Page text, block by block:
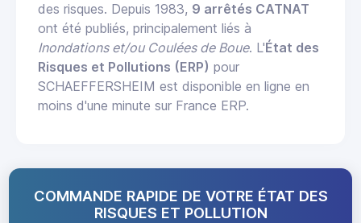
des risques. Depuis 1983, 9 arrêtés CATNAT
ont été publiés, principalement liés à
Inondations et/ou Coulées de Boue. L'État des
Risques et Pollutions (ERP) pour
SCHAEFFERSHEIM est disponible en ligne en
moins d'une minute sur France ERP.
COMMANDE RAPIDE DE VOTRE ÉTAT DES
RISQUES ET POLLUTION